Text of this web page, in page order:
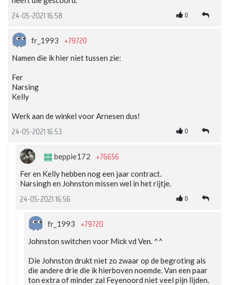
24-05-2021 16:58 0
fr_1993 +79720
Namen die ik hier niet tussen zie:
Fer
Narsing
Kelly
Werk aan de winkel voor Arnesen dus!
24-05-2021 16:53 0
beppie172 +76656
Fer en Kelly hebben nog een jaar contract.
Narsingh en Johnston missen wel in het rijtje.
24-05-2021 16:56 0
fr_1993 +79720
Johnston switchen voor Mick vd Ven. ^^
Die Johnston drukt niet zo zwaar op de begroting als
die andere drie die ik hierboven noemde. Van een paar
ton extra of minder zal Feyenoord niet veel pijn lijden.